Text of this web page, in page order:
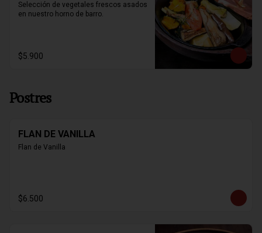
Selección de vegetales frescos asados
en nuestro horno de barro.
$5.900
Postres
FLAN DE VANILLA
Flan de Vanilla
$6.500